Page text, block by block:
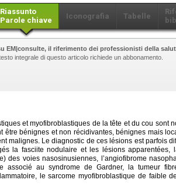
Riassunto
Parole chiave
Iconografia Tabelle
EM|consulte, il riferimento dei professionisti della
integrale di questo articolo richiede un abbonamento.
et myofibroblastiques de la tête et du cou sont
être bénignes et non récidivantes, bénignes mais
malignes. Le diagnostic de ces lésions est parfois
la fasciite nodulaire et les lésions apparentées,
des voies nasosinusiennes, l’angiofibrome
associé au syndrome de Gardner, la tumeur
le sarcome myofibroblastique de faible